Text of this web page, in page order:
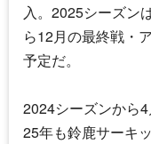
入。2025シーズン
ら12月の最終戦・
予定だ。
2024シーズンから
25年も鈴鹿サーキ